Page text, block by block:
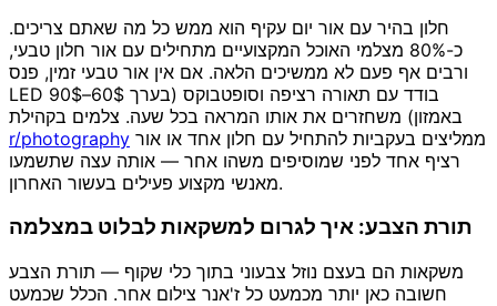
חלון בהיר עם אור יום עקיף הוא ממש כל מה שאתם צריכים.
כ-80% מצלמי האוכל המקצועיים מתחילים עם אור חלון טבעי,
ורבים אף פעם לא ממשיכים הלאה. אם אין אור טבעי זמין, פנס
LED בודד עם תאורה רציפה וסופטבוקס (בערך 60$–90$
באמזון) משחזרים את אותו המראה בכל שעה. צלמים בקהילת
r/photography
רציף אחד לפני שמוסיפים משהו אחר — אותה עצה שתשמעו
מאנשי מקצוע פעילים בעשור האחרון.
תורת הצבע: איך לגרום למשקאות לבלוט במצלמה
משקאות הם בעצם נוזל צבעוני בתוך כלי שקוף — תורת הצבע
חשובה כאן יותר מכמעט כל ז'אנר צילום אחר. הכלל שכמעט